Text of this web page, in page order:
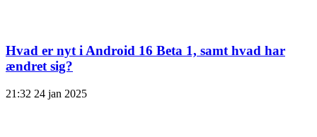
Hvad er nyt i Android 16 Beta 1, samt hvad har
ændret sig?
21:32 24 jan 2025